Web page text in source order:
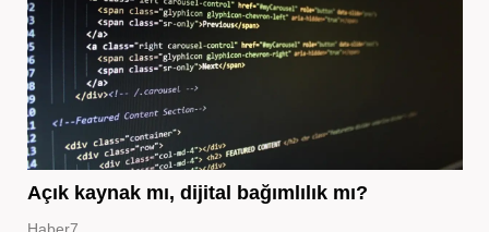
Açık kaynak mı, dijital bağımlılık mı?